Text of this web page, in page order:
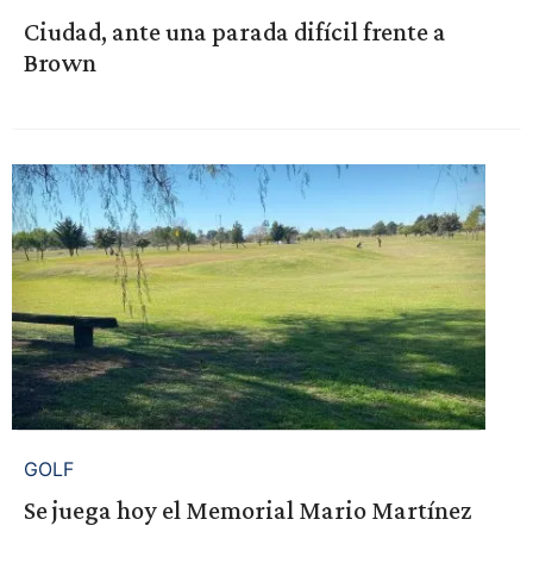
Ciudad, ante una parada difícil frente a
Brown
GOLF
Se juega hoy el Memorial Mario Martínez